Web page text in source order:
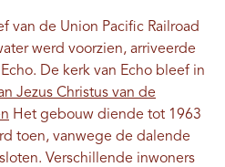
van de Union Pacific Railroad
werd voorzien, arriveerde
De kerk van Echo bleef in
Jezus Christus van de
Het gebouw diende tot 1963
toen, vanwege de dalende
Verschillende inwoners